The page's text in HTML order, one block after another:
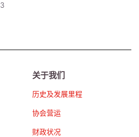
关于我们
历史及发展里程
协会营运
财政状况